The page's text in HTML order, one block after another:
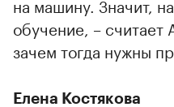
на машину. Значит,
обучение, – считает
зачем тогда нужны
Елена Костякова